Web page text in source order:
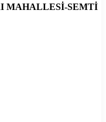
MAHALLESİ-SEMTİ